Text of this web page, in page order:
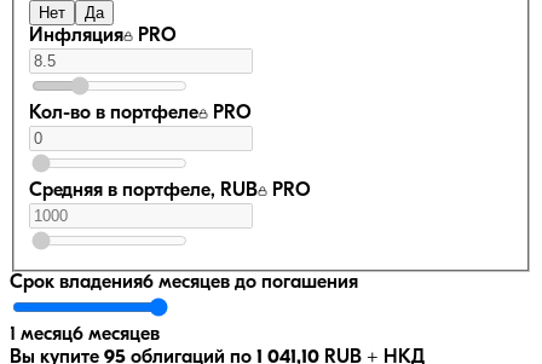
Нет Да
Инфляция PRO
Кол-во в портфеле PRO
Средняя в портфеле, RUB PRO
Срок владения6 месяцев до погашения
1 месяц6 месяцев
Вы купите 95 облигаций по 1 041,10 RUB + НКД